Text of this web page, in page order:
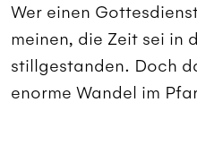
Wer einen
meinen, die Zeit sei in
stillgestanden. Doch
enorme Wandel im